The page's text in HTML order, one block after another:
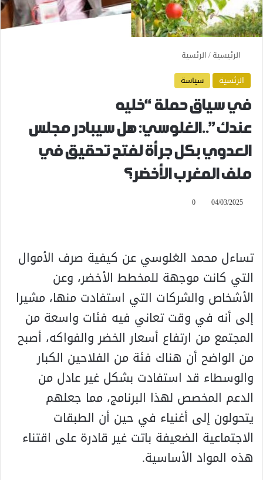
الرئيسية/الرئسية
الرئسية
سياسة
في سياق حملة “خليه
عندك”..الغلوسي: هل سيبادر مجلس
العدوي بكل جرأة لفتح تحقيق في
ملف المغرب الأخضر؟
04/03/2025
0
تساءل محمد الغلوسي عن كيفية صرف الأموال
التي كانت موجهة للمخطط الأخضر، وعن
الأشخاص والشركات التي استفادت منها، مشيرا
إلى أنه في وقت تعاني فيه فئات واسعة من
المجتمع من ارتفاع أسعار الخضر والفواكه، أصبح
من الواضح أن هناك فئة من الفلاحين الكبار
والوسطاء قد استفادت بشكل غير عادل من
الدعم المخصص لهذا البرنامج، مما جعلهم
يتحولون إلى أغنياء في حين أن الطبقات
الاجتماعية الضعيفة باتت غير قادرة على اقتناء
هذه المواد الأساسية.